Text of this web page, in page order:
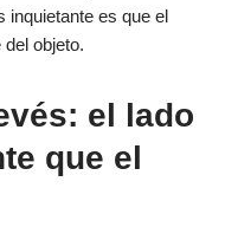
es que el
objeto.
el lado
que el